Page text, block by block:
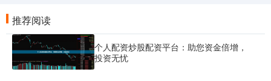
推荐阅读
个人配资炒股配资平台：助您资金倍增，
投资无忧